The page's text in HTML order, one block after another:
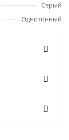
Серый
Однотонный